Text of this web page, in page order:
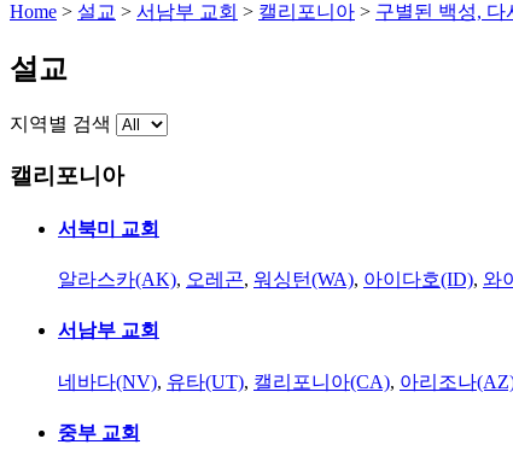
Home > 설교 > 서남부 교회 > 캘리포니아 > 구별된 백성, 다
설교
지역별 검색
캘리포니아
서북미 교회
알라스카(AK), 오레곤, 워싱턴(WA), 아이다호(ID), 와
서남부 교회
네바다(NV), 유타(UT), 캘리포니아(CA), 아리조나
중부 교회